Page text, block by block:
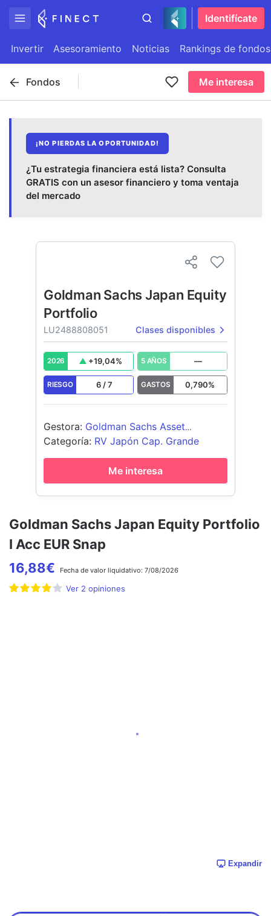
Identifícate
Invertir Asesoramiento Noticias Rankings de fondos
Fondos Me interesa
¡NO PIERDAS LA OPORTUNIDAD!
¿Tu estrategia financiera está lista? Consulta
GRATIS con un asesor financiero y toma ventaja
del mercado
Goldman Sachs Japan Equity Portfolio
I Acc EUR Snap
16,88€ Fecha de valor liquidativo: 7/08/2026
Ver 2 opiniones
Expandir
Goldman Sachs Japan Equity
Portfolio
LU2488808051 Clases disponibles
2026 +19,04% 5 AÑOS —
RIESGO 6 /7 GASTOS 0,790%
Gestora: Goldman Sachs Asset
Management B.V.
Categoría: RV Japón Cap. Grande
Me interesa